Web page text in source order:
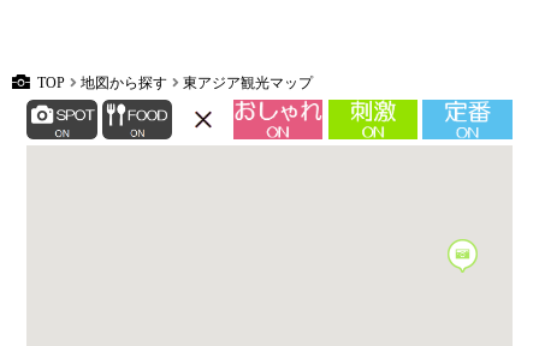
TOP 地図から探す 東アジア観光マップ